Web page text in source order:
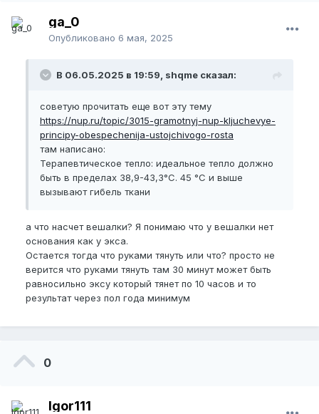
ga_0
Опубликовано 6 мая, 2025
В 06.05.2025 в 19:59, shqme сказал:
советую прочитать еще вот эту тему
https://nup.ru/topic/3015-gramotnyj-nup-kljuchevye-
principy-obespechenija-ustojchivogo-rosta
там написано:
Терапевтическое тепло: идеальное тепло должно
быть в пределах 38,9-43,3°C. 45 °C и выше
вызывают гибель ткани
а что насчет вешалки? Я понимаю что у вешалки нет
основания как у экса.
Остается тогда что руками тянуть или что? просто не
верится что руками тянуть там 30 минут может быть
равносильно эксу который тянет по 10 часов и то
результат через пол года минимум
0
Igor111